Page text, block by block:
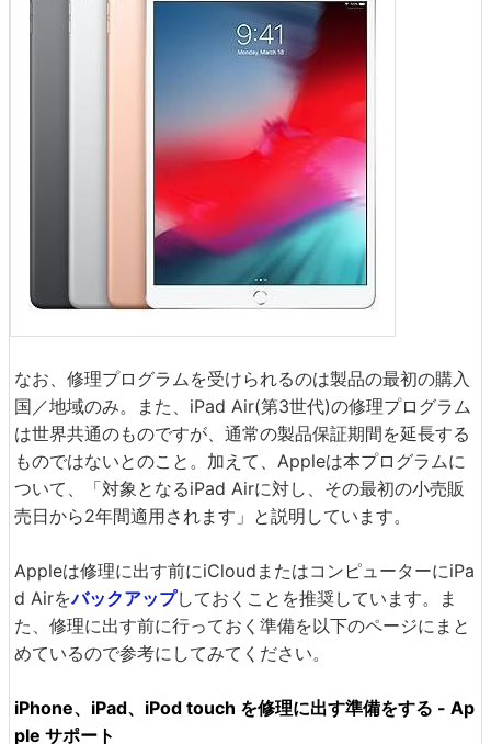
なお、修理プログラムを受けられるのは製品の最初の購入
国／地域のみ。また、iPad Air(第3世代)の修理プログラム
は世界共通のものですが、通常の製品保証期間を延長する
ものではないとのこと。加えて、Appleは本プログラムに
ついて、「対象となるiPad Airに対し、その最初の小売販
売日から2年間適用されます」と説明しています。
Appleは修理に出す前にiCloudまたはコンピューターにiPa
d Airをバックアップしておくことを推奨しています。ま
た、修理に出す前に行っておく準備を以下のページにまと
めているので参考にしてみてください。
iPhone、iPad、iPod touch を修理に出す準備をする - Ap
ple サポート